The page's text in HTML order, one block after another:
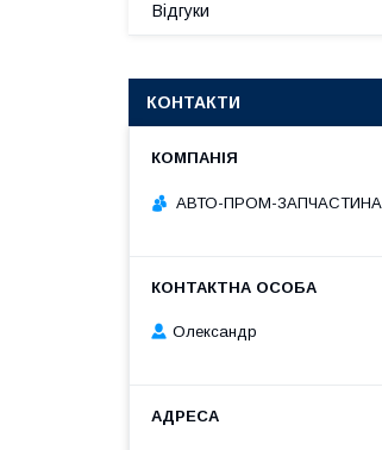
Відгуки
КОНТАКТИ
АВТО-ПРОМ-ЗАПЧАСТИНА
Олександр